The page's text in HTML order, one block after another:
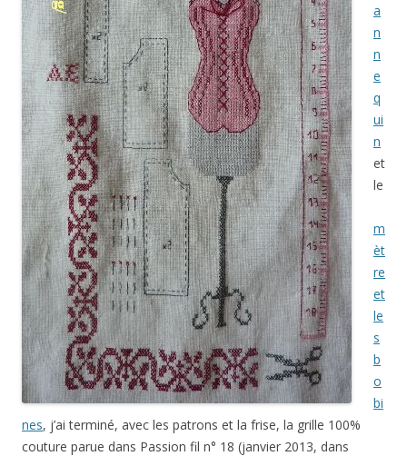
a
n
n
e
q
ui
n
et
le
m
èt
re
et
le
s
b
o
bi
nes, j’ai terminé, avec les patrons et la frise, la grille 100%
couture parue dans Passion fil n° 18 (janvier 2013, dans